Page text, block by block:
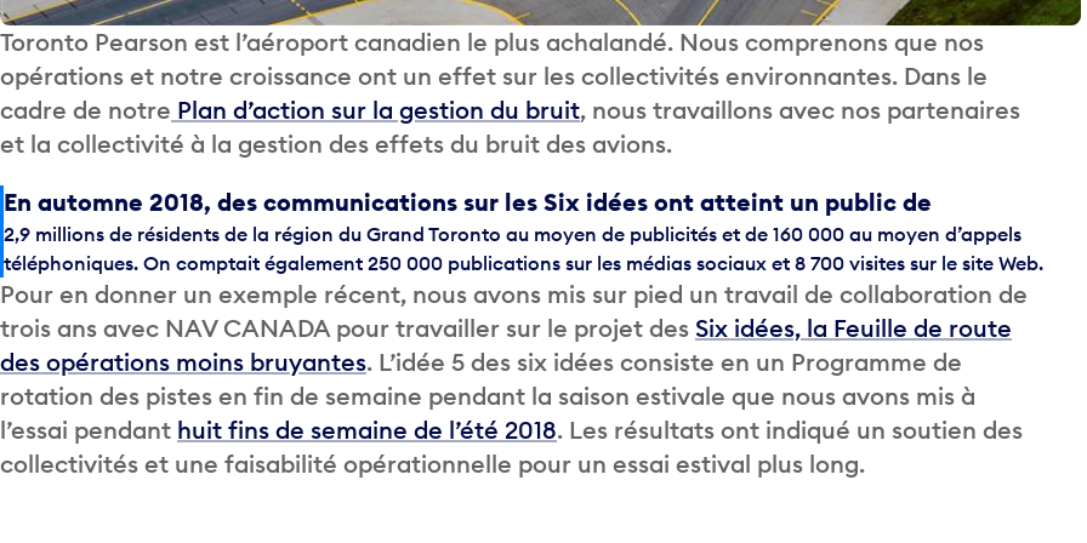
Toronto Pearson est l’aéroport canadien le plus achalandé. Nous comprenons que nos
opérations et notre croissance ont un effet sur les collectivités environnantes. Dans le
cadre de notre Plan d’action sur la gestion du bruit, nous travaillons avec nos partenaires
et la collectivité à la gestion des effets du bruit des avions.
En automne 2018, des communications sur les Six idées ont atteint un public de
2,9 millions de résidents de la région du Grand Toronto au moyen de publicités et de 160 000 au moyen d’appels
téléphoniques. On comptait également 250 000 publications sur les médias sociaux et 8 700 visites sur le site Web.
Pour en donner un exemple récent, nous avons mis sur pied un travail de collaboration de
trois ans avec NAV CANADA pour travailler sur le projet des Six idées, la Feuille de route
des opérations moins bruyantes. L’idée 5 des six idées consiste en un Programme de
rotation des pistes en fin de semaine pendant la saison estivale que nous avons mis à
l’essai pendant huit fins de semaine de l’été 2018. Les résultats ont indiqué un soutien des
collectivités et une faisabilité opérationnelle pour un essai estival plus long.